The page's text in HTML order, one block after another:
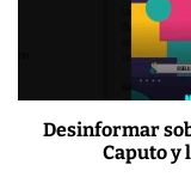
Desinformar
Caputo y